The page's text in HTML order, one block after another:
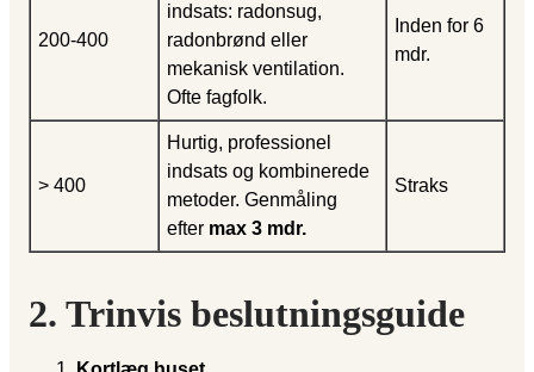
200-400
indsats: radonsug,
radonbrønd eller
mekanisk ventilation.
Ofte fagfolk.
Inden for 6
mdr.
> 400
Hurtig, professionel
indsats og kombinerede
metoder. Genmåling
efter max 3 mdr.
Straks
2. Trinvis beslutningsguide